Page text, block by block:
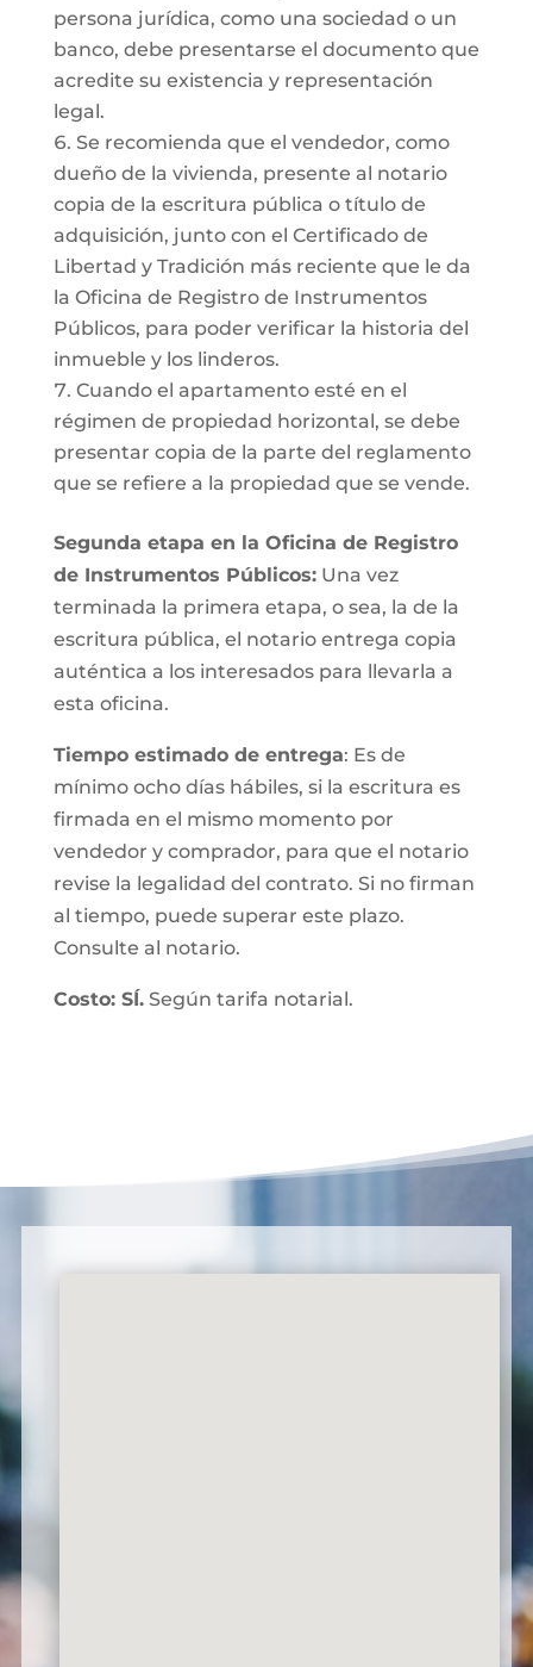
persona jurídica, como una sociedad o un
banco, debe presentarse el documento que
acredite su existencia y representación
legal.
Se recomienda que el vendedor, como
dueño de la vivienda, presente al notario
copia de la escritura pública o título de
adquisición, junto con el Certificado de
Libertad y Tradición más reciente que le da
la Oficina de Registro de Instrumentos
Públicos, para poder verificar la historia del
inmueble y los linderos.
Cuando el apartamento esté en el
régimen de propiedad horizontal, se debe
presentar copia de la parte del reglamento
que se refiere a la propiedad que se vende.
Segunda etapa en la Oficina de Registro
de Instrumentos Públicos:Una vez
terminada la primera etapa, o sea, la de la
escritura pública, el notario entrega copia
auténtica a los interesados para llevarla a
esta oficina.
Tiempo estimado de entrega: Es de
mínimo ocho días hábiles, si la escritura es
firmada en el mismo momento por
vendedor y comprador, para que el notario
revise la legalidad del contrato. Si no firman
al tiempo, puede superar este plazo.
Consulte al notario.
Costo: SÍ.Según tarifa notarial.